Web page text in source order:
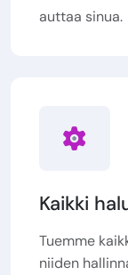
auttaa sinua.
Kaikki
Tuemme
niiden